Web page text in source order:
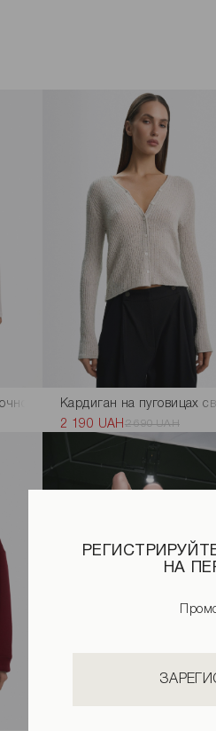
НА
цветаКардиган на пуговицах
2 190 UAH 2 690 UAH